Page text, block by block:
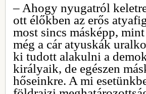
– Ahogy nyugatról
ott élőkben az erős
most sincs másképp,
még a cár atyuskák
ki tudott alakulni a
királyaik, de egészen
hőseinkre. A mi